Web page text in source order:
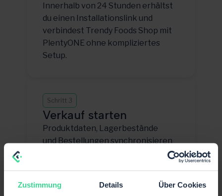
Zustimmung Details Über Cookies
Innerhalb von 24 Stunden erhältst
du einen Installationslink und
verbindest Trendy Foods Shop mit
PlentyONE ohne kompliziertes
Setup.
Schritt 3
Verkauf starten
Produktdaten, Lagerbestände
und Bestellungen synchronisieren